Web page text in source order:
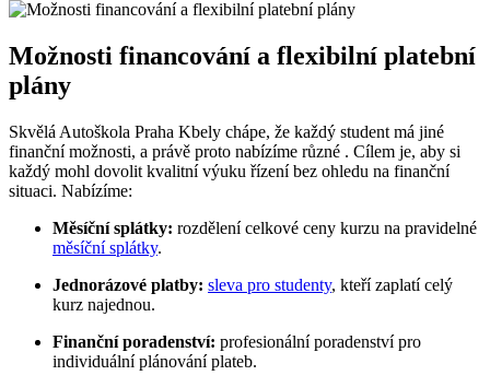
Možnosti financování a flexibilní platební
plány
Skvělá Autoškola Praha Kbely chápe, že každý student má jiné
finanční možnosti, a právě proto nabízíme různé . Cílem je, aby si
každý mohl dovolit kvalitní výuku řízení bez ohledu na finanční
situaci. Nabízíme:
Měsíční splátky: rozdělení celkové ceny kurzu na pravidelné
měsíční splátky.
Jednorázové platby: sleva pro studenty, kteří zaplatí celý
kurz najednou.
Finanční poradenství: profesionální poradenství pro
individuální plánování plateb.